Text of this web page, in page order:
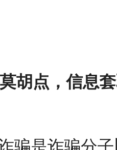
胡点，信息
骗是诈骗分子